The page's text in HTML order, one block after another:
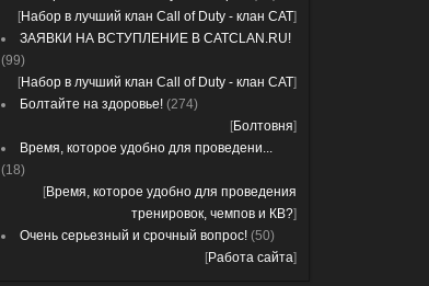
[Набор в лучший клан Call of Duty - клан CAT]
ЗАЯВКИ НА ВСТУПЛЕНИЕ В CATCLAN.RU!
(99)
[Набор в лучший клан Call of Duty - клан CAT]
Болтайте на здоровье! (274)
[Болтовня]
Время, которое удобно для проведени...
(18)
[Время, которое удобно для проведения
тренировок, чемпов и КВ?]
Очень серьезный и срочный вопрос! (50)
[Работа сайта]